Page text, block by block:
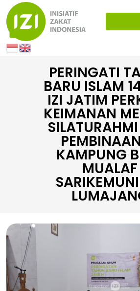
PERINGATI
BARU ISLAM
IZI JATIM
KEIMANAN
KAMPUNG
MUALAF